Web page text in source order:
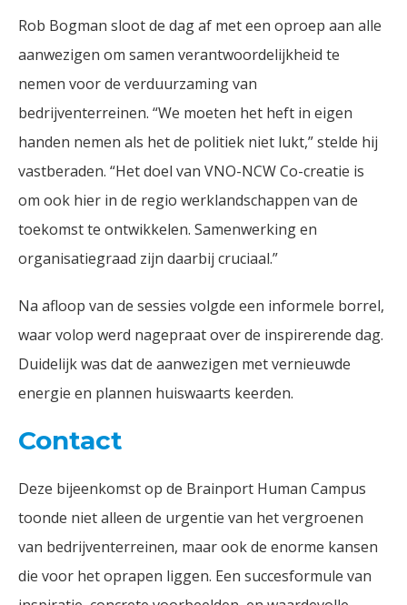
Rob Bogman sloot de dag af met een oproep aan alle
aanwezigen om samen verantwoordelijkheid te
nemen voor de verduurzaming van
bedrijventerreinen. “We moeten het heft in eigen
handen nemen als het de politiek niet lukt,” stelde hij
vastberaden. “Het doel van VNO-NCW Co-creatie is
om ook hier in de regio werklandschappen van de
toekomst te ontwikkelen. Samenwerking en
organisatiegraad zijn daarbij cruciaal.”
Na afloop van de sessies volgde een informele borrel,
waar volop werd nagepraat over de inspirerende dag.
Duidelijk was dat de aanwezigen met vernieuwde
energie en plannen huiswaarts keerden.
Contact
Deze bijeenkomst op de Brainport Human Campus
toonde niet alleen de urgentie van het vergroenen
van bedrijventerreinen, maar ook de enorme kansen
die voor het oprapen liggen. Een succesformule van